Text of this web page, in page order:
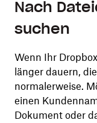
Nach
suchen
Wenn Ihr
länger dauern,
normalerweise.
einen
Dokument oder